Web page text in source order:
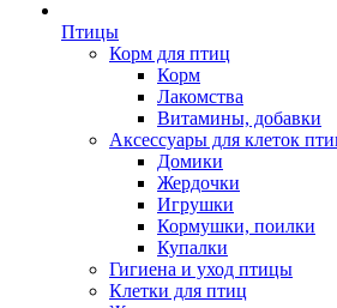
Птицы
Корм для птиц
Корм
Лакомства
Витамины, добавки
Аксессуары для клеток
Домики
Жердочки
Игрушки
Кормушки, поилки
Купалки
Гигиена и уход птицы
Клетки для птиц